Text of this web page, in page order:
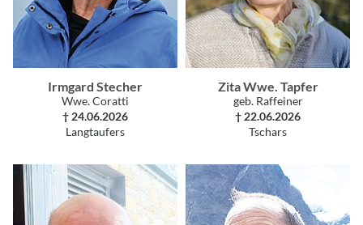
Irmgard Stecher
Wwe. Coratti
† 24.06.2026
Langtaufers
Zita Wwe. Tapfer
geb. Raffeiner
† 22.06.2026
Tschars